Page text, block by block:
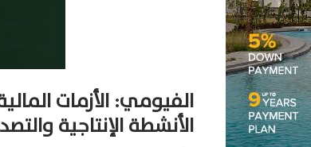
الفيومي: الأزمات
الأنشطة الإنتاجية